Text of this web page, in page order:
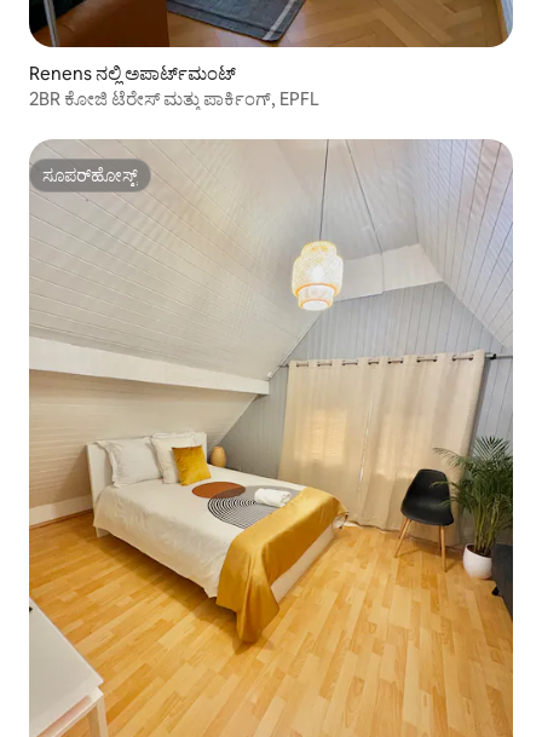
Renens ನಲ್ಲಿ ಅಪಾರ್ಟ್‌ಮಂಟ್
2BR ಕೋಜಿ ಟೆರೇಸ್ ಮತ್ತು ಪಾರ್ಕಿಂಗ್, EPFL
ಸೂಪರ್‌ಹೋಸ್ಟ್
ಸೂಪರ್‌ಹೋಸ್ಟ್